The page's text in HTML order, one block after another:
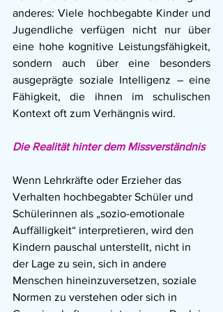
anderes: Viele hochbegabte Kinder und
Jugendliche verfügen nicht nur über
eine hohe kognitive Leistungsfähigkeit,
sondern auch über eine besonders
ausgeprägte soziale Intelligenz – eine
Fähigkeit, die ihnen im schulischen
Kontext oft zum Verhängnis wird.
Die Realität hinter dem Missverständnis
Wenn Lehrkräfte oder Erzieher das
Verhalten hochbegabter Schüler und
Schülerinnen als „sozio-emotionale
Auffälligkeit“ interpretieren, wird den
Kindern pauschal unterstellt, nicht in
der Lage zu sein, sich in andere
Menschen hineinzuversetzen, soziale
Normen zu verstehen oder sich in